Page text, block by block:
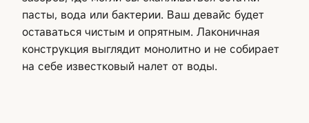
пасты, вода или бактерии. Ваш девайс будет
оставаться чистым и опрятным. Лаконичная
конструкция выглядит монолитно и не собирает
на себе известковый налет от воды.